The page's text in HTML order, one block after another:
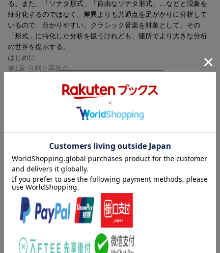
る。また、「ソナタ形式」「自由なソナタ形式」…などと現象を
細分化するのではなく、差異よりも共通点を足がかりに分析して
いるので、分かりやすい。クラシック音楽を対象として、その
「形式」に特化した分析を扱うけれども、随所でより大きな分析
の世界を提示する。
はじめに
第1章 分割と再統合
第3章 反復パターンと形式の関係
第4章 3部形式のエクセサイズ：閉じられた／開かれた小宇宙
第5章 「超越的」な楽曲は存在するか？
第6章 ソナタ形式の憂鬱
第7章 ソナタ形式のエクセサイズ1：謎また謎の前編
第8章 ソナタ形式のエクセサイズ2：「お気楽さ」の真相に迫る
第9章 楽曲形式から見る西洋音楽史
インテルメッツォ1：ロマン派を省く理由
第10章 現代音楽の分析1：セリーとテクスチュア
第11章 現代音楽の分析1：密度と凝集度
インテルメッツォ2：新しい形式と記憶
第12章 現代音楽の分析2：悲劇とクラスター、あるいは、擬音と
テクスチュア
目次（「BOOK」データベースより）
分割と再統合／同質／異質のグラデーション／反復パターンと形
式の関係／３部形式のエクセサイズ：閉じられた／開かれた小宇
宙／「超越的」な楽曲は存在するか？／ソナタ形式の憂鬱／ソナ
タ形式のエクセサイズ１：謎また謎の前編／ソナタ形式のエクセ
サイズ２：「お気楽さ」の真相に迫る／楽曲の形式から見る西洋
音楽史／ロマン派を省く理由／現代音楽の分析１：セリーとテク
スチュア／現代音楽の分析２：密度と凝集度／新しい形式と記憶
／現代音楽の分析２：悲劇とクラスター、あるいは擬音とテクス
チュア
著者情報（「BOOK」データベースより）